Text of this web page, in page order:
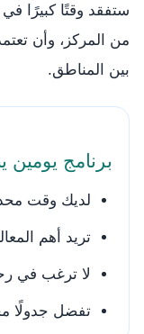
ستفقد وقتًا كبيرًا
من المركز، وأن
بين المناطق.
برنامج يومين
لديك وقت
تريد أهم
لا ترغب في
تفضل جدولًا